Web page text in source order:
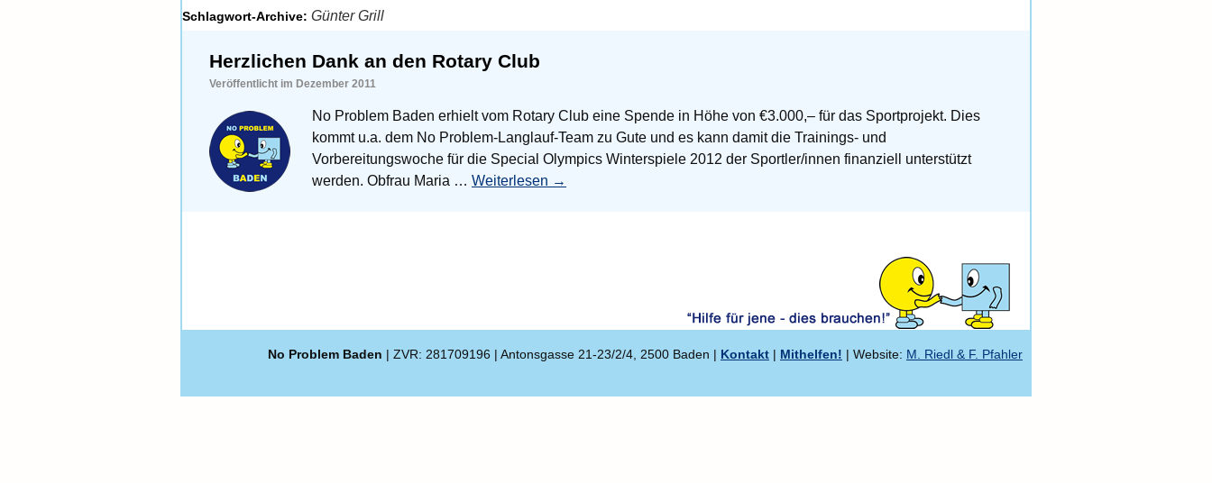
Schlagwort-Archive: Günter Grill
Herzlichen Dank an den Rotary Club
Veröffentlicht im Dezember 2011
No Problem Baden erhielt vom Rotary Club eine Spende in Höhe von €3.000,– für das Sportprojekt. Dies
kommt u.a. dem No Problem-Langlauf-Team zu Gute und es kann damit die Trainings- und
Vorbereitungswoche für die Special Olympics Winterspiele 2012 der Sportler/innen finanziell unterstützt
werden. Obfrau Maria … Weiterlesen →
No Problem Baden | ZVR: 281709196 | Antonsgasse 21-23/2/4, 2500 Baden | Kontakt | Mithelfen! | Website: M. Riedl & F. Pfahler